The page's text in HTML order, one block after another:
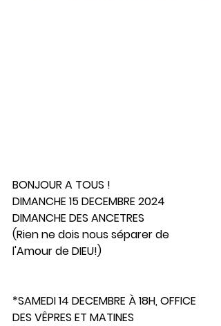
BONJOUR A TOUS !
DIMANCHE 15 DECEMBRE 2024
DIMANCHE DES ANCETRES
(Rien ne dois nous séparer de
l'Amour de DIEU!)
*SAMEDI 14 DECEMBRE À 18H, OFFICE
DES VÊPRES ET MATINES